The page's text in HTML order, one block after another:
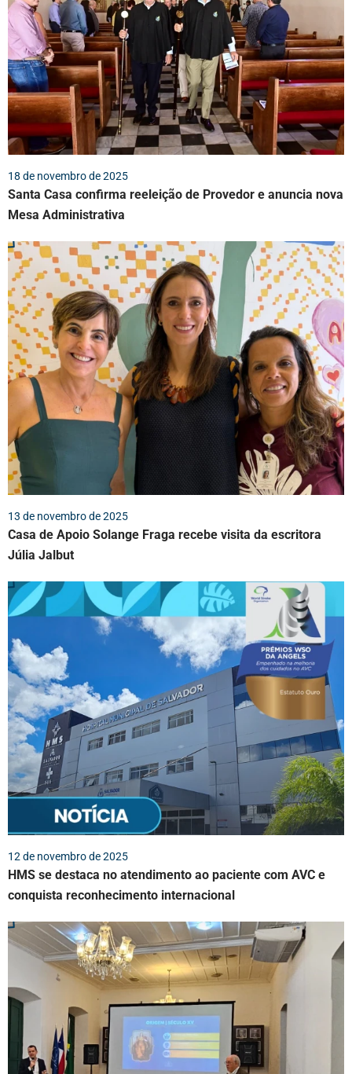
18 de novembro de 2025
Santa Casa confirma reeleição de Provedor e anuncia nova
Mesa Administrativa
13 de novembro de 2025
Casa de Apoio Solange Fraga recebe visita da escritora
Júlia Jalbut
12 de novembro de 2025
HMS se destaca no atendimento ao paciente com AVC e
conquista reconhecimento internacional